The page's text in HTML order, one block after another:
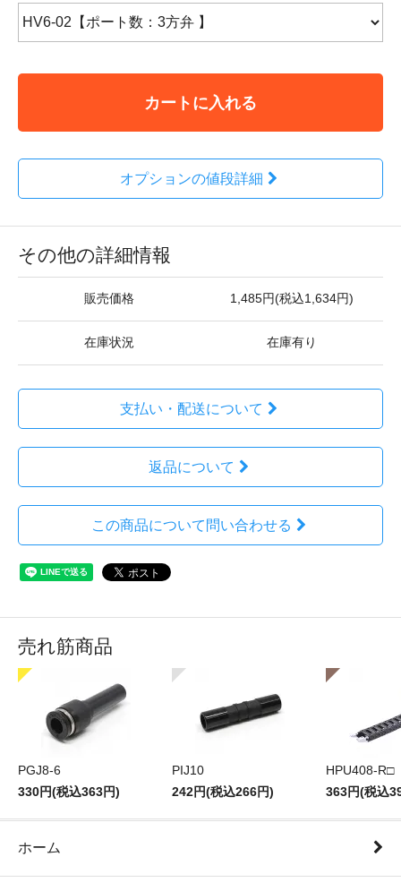
カートに入れる
オプションの値段詳細
その他の詳細情報
販売価格 1,485円(税込1,634円)
在庫状況 在庫有り
支払い・配送について
返品について
この商品について問い合わせる
売れ筋商品
PGJ8-6
330円(税込363円)
PIJ10
242円(税込266円)
HPU408-R□
363円(税込
ホーム